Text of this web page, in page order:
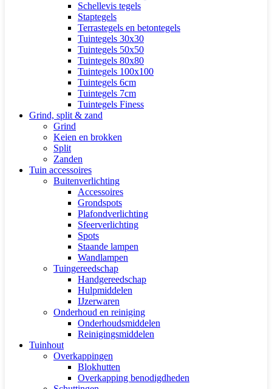
Schellevis tegels
Staptegels
Terrastegels en betontegels
Tuintegels 30x30
Tuintegels 50x50
Tuintegels 80x80
Tuintegels 100x100
Tuintegels 6cm
Tuintegels 7cm
Tuintegels Finess
Grind, split & zand
Grind
Keien en brokken
Split
Zanden
Tuin accessoires
Buitenverlichting
Accessoires
Grondspots
Plafondverlichting
Sfeerverlichting
Spots
Staande lampen
Wandlampen
Tuingereedschap
Handgereedschap
Hulpmiddelen
IJzerwaren
Onderhoud en reiniging
Onderhoudsmiddelen
Reinigingsmiddelen
Tuinhout
Overkappingen
Blokhutten
Overkapping benodigdheden